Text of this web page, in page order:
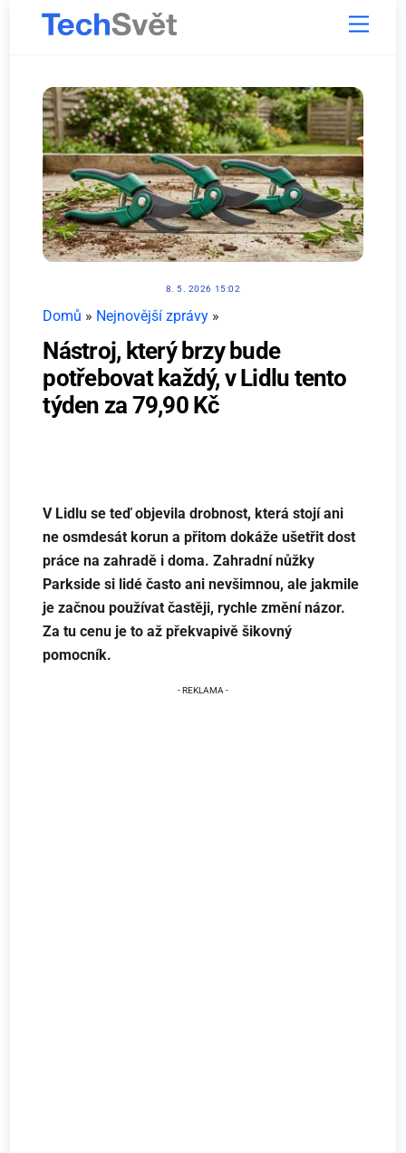
Menu
8. 5. 2026 15:02
Domů » Nejnovější zprávy »
Nástroj, který brzy bude
potřebovat každý, v Lidlu tento
týden za 79,90 Kč
V Lidlu se teď objevila drobnost, která stojí ani
ne osmdesát korun a přitom dokáže ušetřit dost
práce na zahradě i doma. Zahradní nůžky
Parkside si lidé často ani nevšimnou, ale jakmile
je začnou používat častěji, rychle změní názor.
Za tu cenu je to až překvapivě šikovný
pomocník.